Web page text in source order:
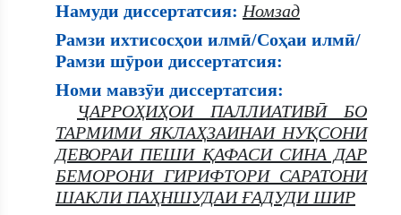
Намуди диссертатсия: Номзад
Рамзи ихтисосҳои илмӣ/Соҳаи илмӣ/
Рамзи шӯрои диссертатсия:
Номи мавзӯи диссертатсия:
ҶАРРОҲИҲОИ ПАЛЛИАТИВӢ БО
ТАРМИМИ ЯКЛАҲЗАИНАИ НУҚСОНИ
ДЕВОРАИ ПЕШИ ҚАФАСИ СИНА ДАР
БЕМОРОНИ ГИРИФТОРИ САРАТОНИ
ШАКЛИ ПАҲНШУДАИ ҒАДУДИ ШИР